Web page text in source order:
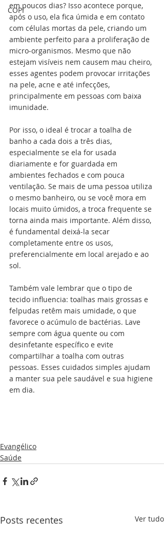
COPI
em poucos dias? Isso acontece porque,
após o uso, ela fica úmida e em contato
com células mortas da pele, criando um
ambiente perfeito para a proliferação de
micro-organismos. Mesmo que não
estejam visíveis nem causem mau cheiro,
esses agentes podem provocar irritações
na pele, acne e até infecções,
principalmente em pessoas com baixa
imunidade.
Por isso, o ideal é trocar a toalha de
banho a cada dois a três dias,
especialmente se ela for usada
diariamente e for guardada em
ambientes fechados e com pouca
ventilação. Se mais de uma pessoa utiliza
o mesmo banheiro, ou se você mora em
locais muito úmidos, a troca frequente se
torna ainda mais importante. Além disso,
é fundamental deixá-la secar
completamente entre os usos,
preferencialmente em local arejado e ao
sol.
Também vale lembrar que o tipo de
tecido influencia: toalhas mais grossas e
felpudas retêm mais umidade, o que
favorece o acúmulo de bactérias. Lave
sempre com água quente ou com
desinfetante específico e evite
compartilhar a toalha com outras
pessoas. Esses cuidados simples ajudam
a manter sua pele saudável e sua higiene
em dia.
Evangélico
Saúde
Posts recentes Ver tudo